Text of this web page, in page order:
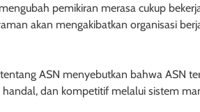
pemikiran merasa cukup
akan mengakibatkan organisasi
ASN menyebutkan bahwa ASN
dan kompetitif melalui sistem